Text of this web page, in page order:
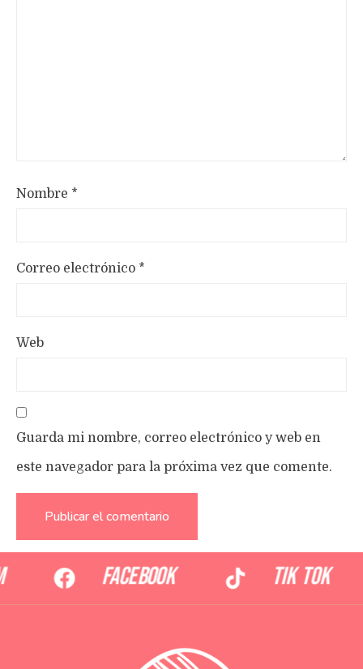
Nombre *
Correo electrónico *
Web
Guarda mi nombre, correo electrónico y web en
este navegador para la próxima vez que comente.
Facebook TIK TOK